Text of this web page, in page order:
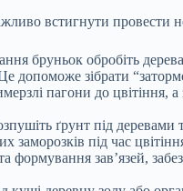
встигнути провести
бруньок обробіть
допоможе зібрати
пагони до цвітіння,
ґрунт під деревами
заморозків під час
формування зав’язей,